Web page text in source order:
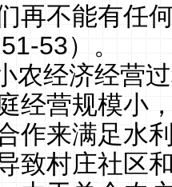
再不能有任
53）。
农经济经营
经营规模小
作来满足水
致村庄社区